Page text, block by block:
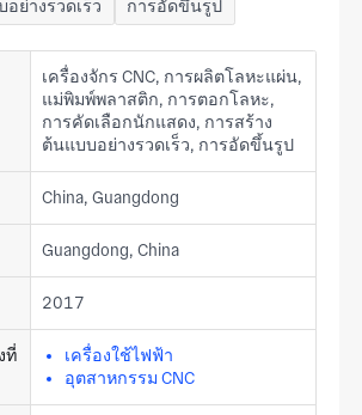
ย่างรวดเร็ว
การอัดขึ้นรูป
เครื่องจักร CNC, การผลิตโลหะแผ่น,
แม่พิมพ์พลาสติก, การตอกโลหะ,
การคัดเลือกนักแสดง, การสร้าง
ต้นแบบอย่างรวดเร็ว, การอัดขึ้นรูป
China, Guangdong
Guangdong, China
2017
ที่
เครื่องใช้ไฟฟ้า
อุตสาหกรรม CNC